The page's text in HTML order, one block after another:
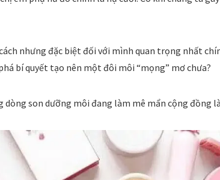
nhưng đặc biệt đối với mình quan trọng nhất
bí quyết tạo nên một đôi môi “mọng” mơ chưa?
dòng son dưỡng môi đang làm mê mẩn cộng đồng